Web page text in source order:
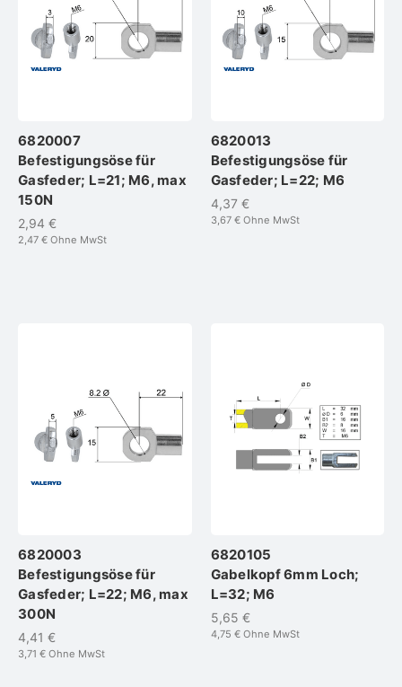
6820007
Befestigungsöse für
Gasfeder; L=21; M6, max
150N
2,94 €
2,47 € Ohne MwSt
6820013
Befestigungsöse für
Gasfeder; L=22; M6
4,37 €
3,67 €Ohne MwSt
6820003
Befestigungsöse für
Gasfeder; L=22; M6, max
300N
4,41 €
3,71 € Ohne MwSt
6820105
Gabelkopf 6mm Loch;
L=32; M6
5,65 €
4,75 €Ohne MwSt